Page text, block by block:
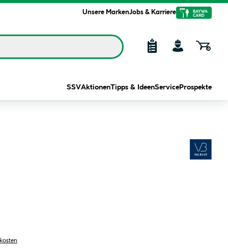
Unsere MarkenJobs & Karriere
SSVAktionenTipps & IdeenService Prospekte